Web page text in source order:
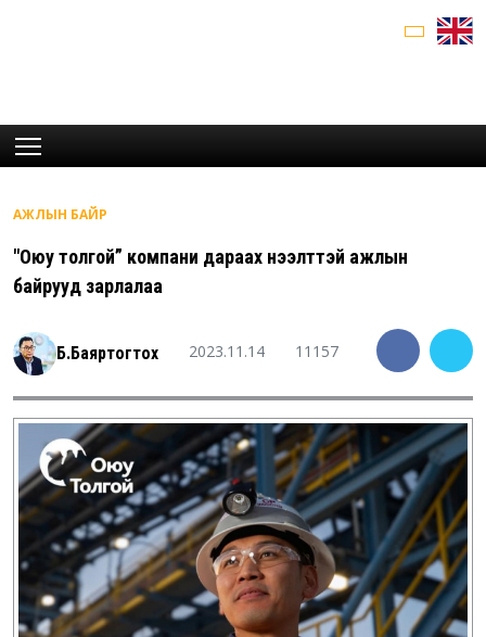
АЖЛЫН БАЙР
"Оюу толгой” компани дараах нээлттэй ажлын
байрууд зарлалаа
Б.Баяртогтох 2023.11.14 11157